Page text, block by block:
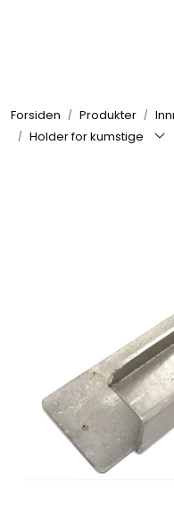
Forsiden Produkter
Holder for kumstige
Produkter